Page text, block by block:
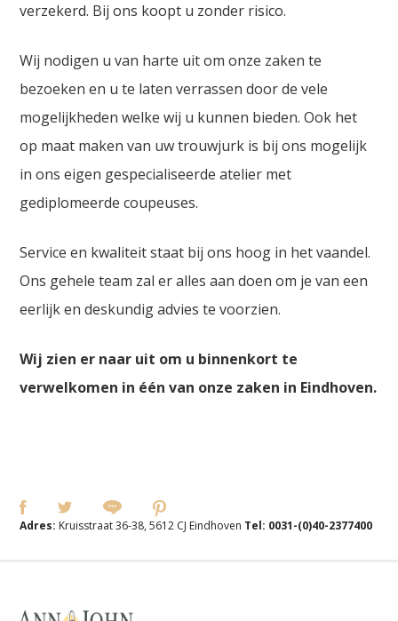
verzekerd. Bij ons koopt u zonder risico.
Wij nodigen u van harte uit om onze zaken te
bezoeken en u te laten verrassen door de vele
mogelijkheden welke wij u kunnen bieden. Ook het
op maat maken van uw trouwjurk is bij ons mogelijk
in ons eigen gespecialiseerde atelier met
gediplomeerde coupeuses.
Service en kwaliteit staat bij ons hoog in het vaandel.
Ons gehele team zal er alles aan doen om je van een
eerlijk en deskundig advies te voorzien.
Wij zien er naar uit om u binnenkort te
verwelkomen in één van onze zaken in Eindhoven.
Adres: Kruisstraat 36-38, 5612 CJ Eindhoven Tel: 0031-(0)40-2377400